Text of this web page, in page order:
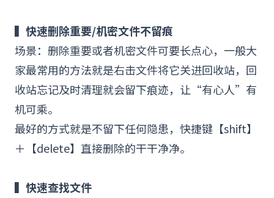
▍ 快速删除重要/机密文件不留痕
场景：删除重要或者机密文件可要长点心，一般大
家最常用的方法就是右击文件将它关进回收站，回
收站忘记及时清理就会留下痕迹，让“有心人”有
机可乘。
最好的方式就是不留下任何隐患，快捷键【shift】
＋【delete】直接删除的干干净净。
▍ 快速查找文件